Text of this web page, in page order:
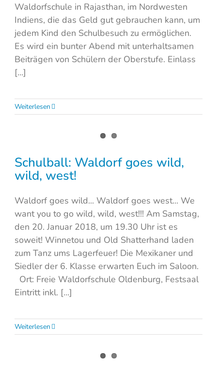
Waldorfschule in Rajasthan, im Nordwesten
Indiens, die das Geld gut gebrauchen kann, um
jedem Kind den Schulbesuch zu ermöglichen.
Es wird ein bunter Abend mit unterhaltsamen
Beiträgen von Schülern der Oberstufe. Einlass
[...]
Weiterlesen
Schulball: Waldorf goes wild,
wild, west!
Waldorf goes wild... Waldorf goes west... We
want you to go wild, wild, west!!! Am Samstag,
den 20. Januar 2018, um 19.30 Uhr ist es
soweit! Winnetou und Old Shatterhand laden
zum Tanz ums Lagerfeuer! Die Mexikaner und
Siedler der 6. Klasse erwarten Euch im Saloon.
Ort: Freie Waldorfschule Oldenburg, Festsaal
Eintritt inkl. [...]
Weiterlesen